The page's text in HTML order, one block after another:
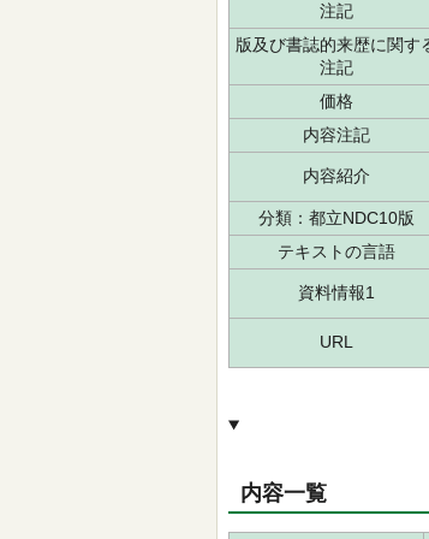
注記
版及び書誌的来歴に関す
注記
価格
内容注記
内容紹介
分類：都立NDC10版
テキストの言語
資料情報1
URL
内容一覧